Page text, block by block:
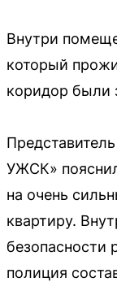
Внутри
который
коридор были
УЖСК»
на очень
квартиру.
безопасности
полиция